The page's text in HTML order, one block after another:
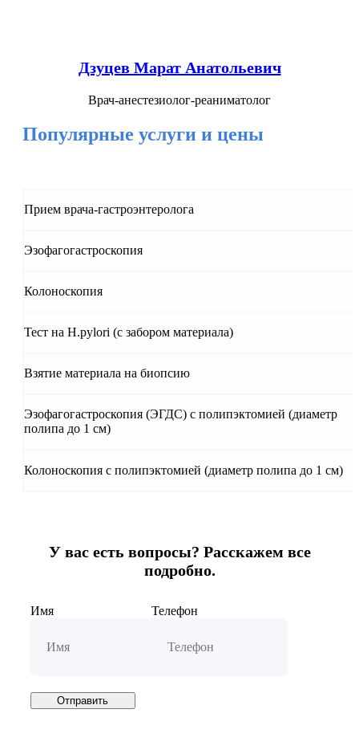
Дзуцев Марат Анатольевич
Врач-анестезиолог-реаниматолог
Популярные услуги и цены
Прием врача-гастроэнтеролога
Эзофагогастроскопия
Колоноскопия
Тест на H.pylori (с забором материала)
Взятие материала на биопсию
Эзофагогастроскопия (ЭГДС) с полипэктомией (диаметр
полипа до 1 см)
Колоноскопия с полипэктомией (диаметр полипа до 1 см)
У вас есть вопросы? Расскажем все
подробно.
Имя Телефон
Отправить